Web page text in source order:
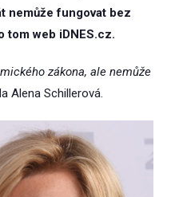
nemůže fungovat bez
web iDNES.cz.
zákona, ale nemůže
Alena Schillerová.